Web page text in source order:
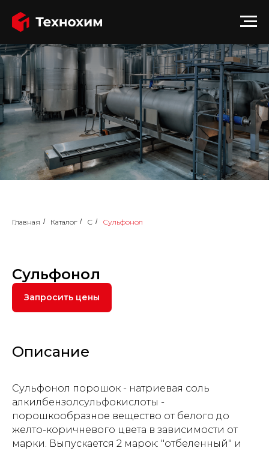
Главная / Каталог / С / Сульфонол
Сульфонол
Запросить цены
Описание
Сульфонол порошок - натриевая соль
алкилбензолсульфокислоты -
порошкообразное вещество от белого до
желто-коричневого цвета в зависимости от
марки. Выпускается 2 марок: "отбеленный" и